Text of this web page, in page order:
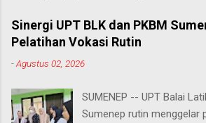
Sinergi UPT BLK dan PKBM
Pelatihan Vokasi Rutin
-Agustus 02, 2026
SUMENEP -- UPT Balai
Sumenep rutin menggelar